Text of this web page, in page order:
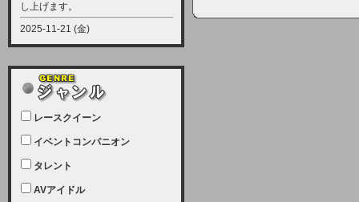
し上げます。
2025-11-21 (金)
【サーバーメンテナンス実施につい
12月21日（日曜日）午前9：00か
ら午前11：00（予定）でサーバー
メンテナンスを実施します。ユーザ
ー様にはご迷惑をおかけしますがご
理解いただけます様、宜しくお願い
致します。
2025-07-05 (土)
レースクイーン
イベントコンパニオン
タレント
AVアイドル